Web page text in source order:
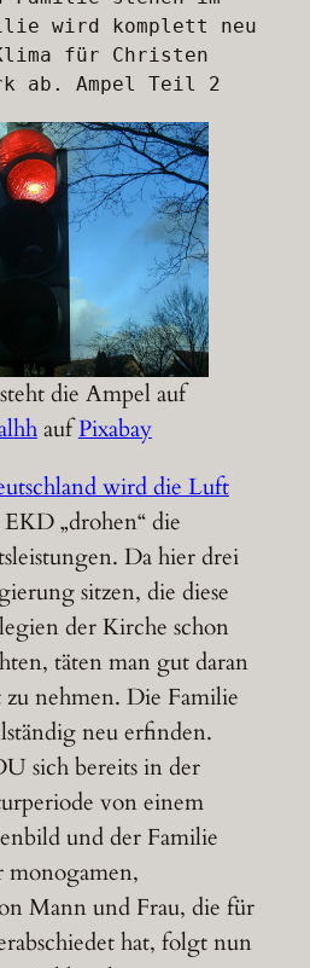
wird komplett neu
für Christen
ab. Ampel Teil 2
die Ampel auf
aufPixabay
wird die Luft
„drohen“ die
Da hier drei
sitzen, die diese
der Kirche schon
täten man gut daran
nehmen. Die Familie
neu erfinden.
sich bereits in der
von einem
und der Familie
monogamen,
Mann und Frau, die für
hat, folgt nun